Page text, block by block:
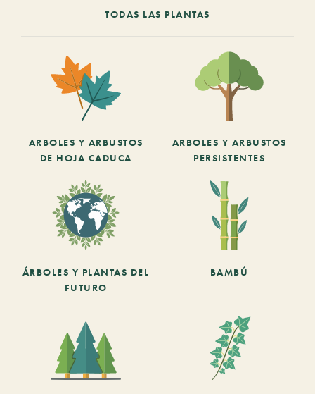
TODAS LAS PLANTAS
ARBOLES Y ARBUSTOS
DE HOJA CADUCA
ARBOLES Y ARBUSTOS
PERSISTENTES
ÁRBOLES Y PLANTAS DEL
FUTURO
BAMBÚ